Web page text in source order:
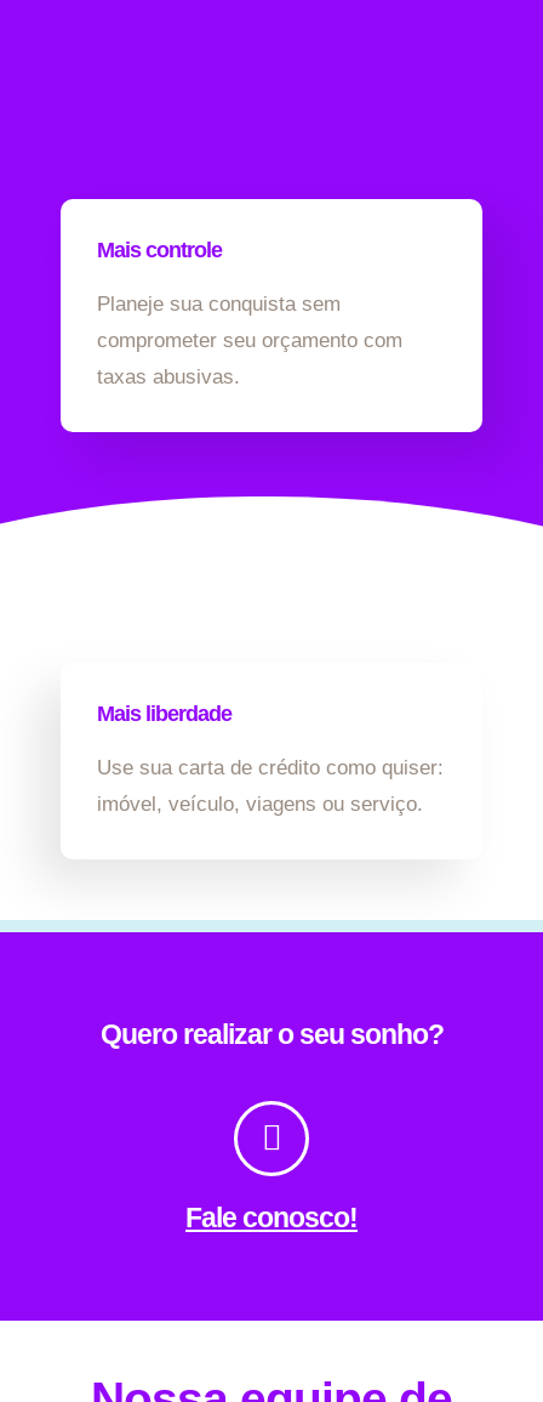
Mais controle
Planeje sua conquista sem
comprometer seu orçamento com
taxas abusivas.
Mais liberdade
Use sua carta de crédito como quiser:
imóvel, veículo, viagens ou serviço.
Quero realizar o seu sonho?
Fale conosco!